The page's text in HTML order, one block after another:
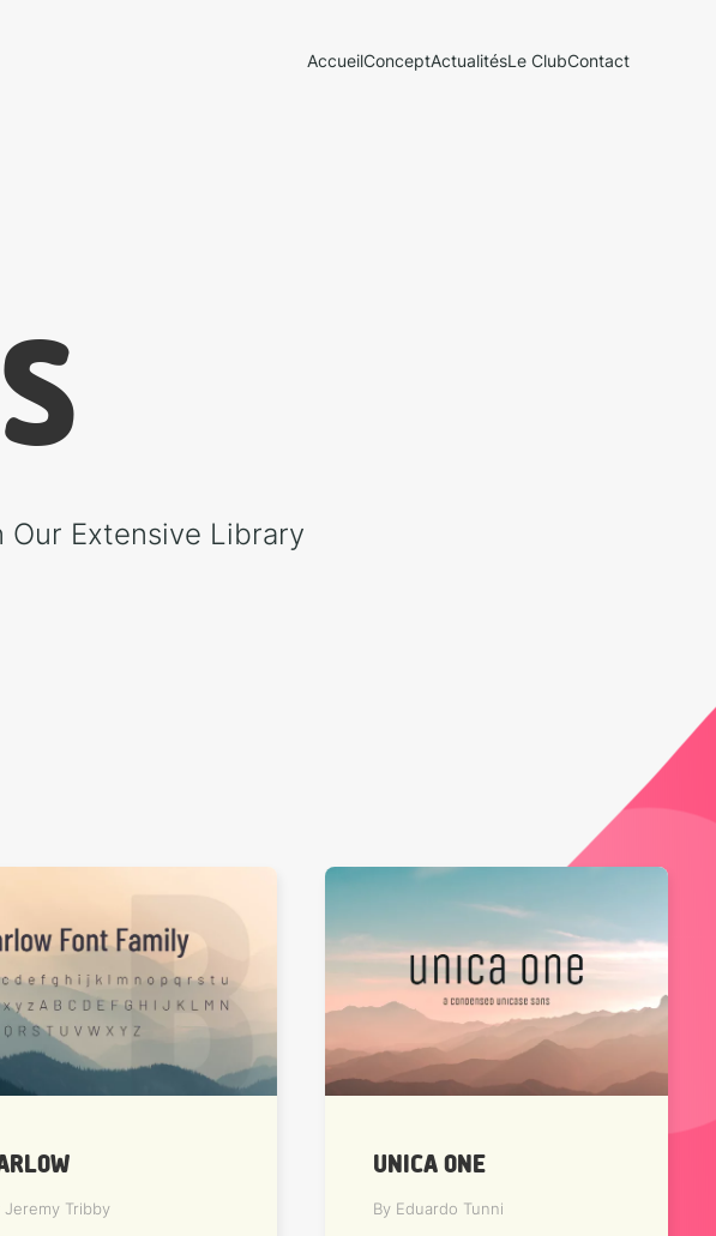
AccueilConceptActualitésLe ClubContact
Our Extensive Library
Jeremy Tribby
UNICA ONE
By Eduardo Tunni